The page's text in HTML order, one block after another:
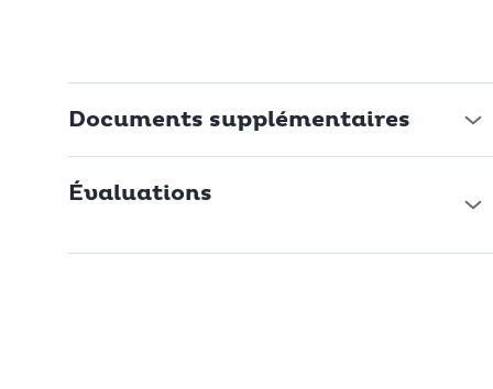
Documents supplémentaires
Évaluations